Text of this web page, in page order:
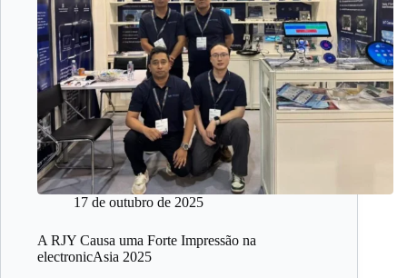
17 de outubro de 2025
A RJY Causa uma Forte Impressão na
electronicAsia 2025